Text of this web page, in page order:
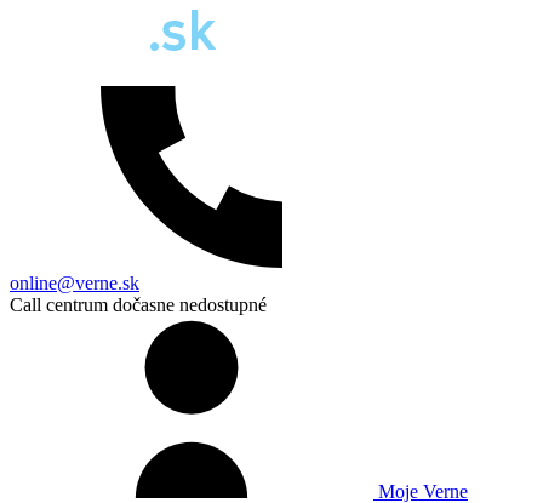
online@verne.sk
Call centrum dočasne nedostupné
Moje Verne